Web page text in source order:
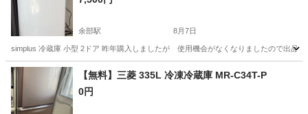
余部駅 8月7日
simplus 冷蔵庫 小型 2ドア 昨年購入しましたが 使用機会がなくなりましたので出品
兵庫 姫路市 余部駅 キッチン家電
【無料】三菱 335L 冷凍冷蔵庫 MR-C34T-P
0円